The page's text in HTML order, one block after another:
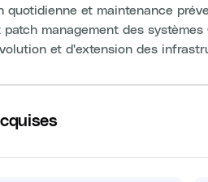
quotidienne et maintenance
management des systèmes
et d'extension des